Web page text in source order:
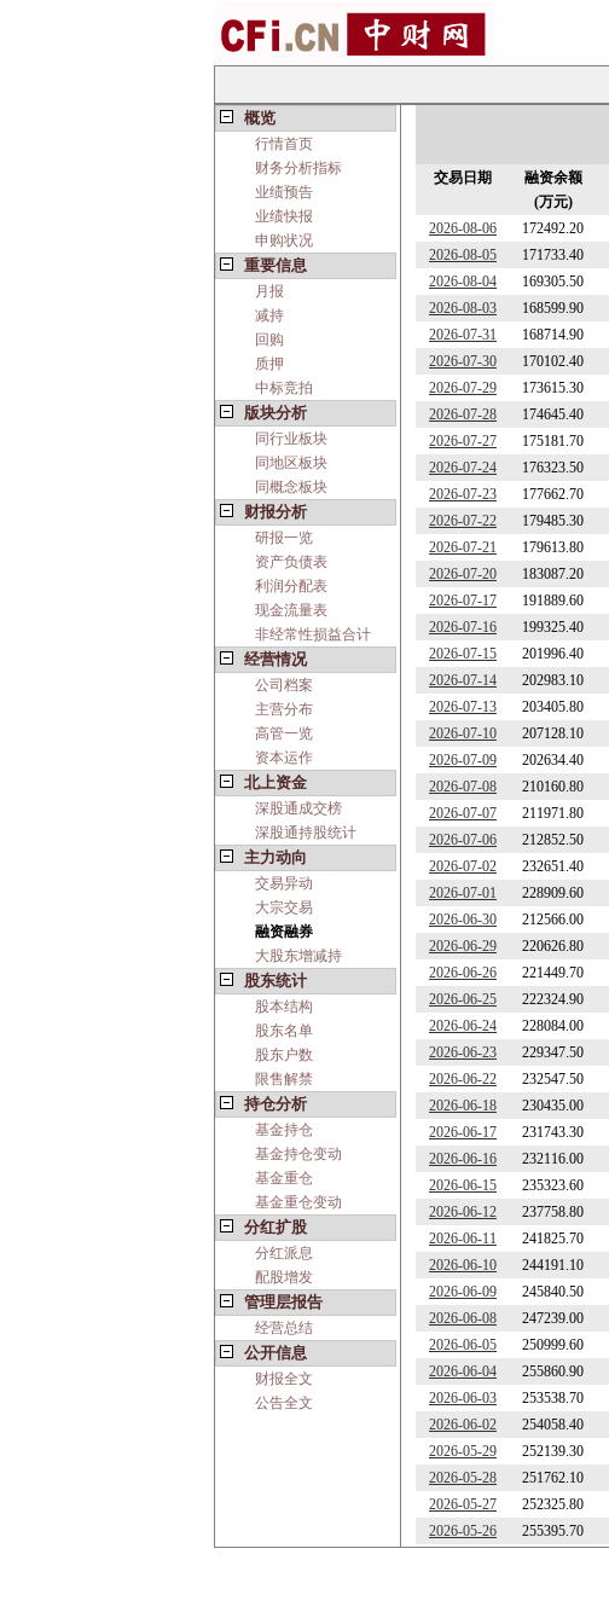
概览
行情首页
财务分析指标
业绩预告
业绩快报
申购状况
重要信息
月报
减持
回购
质押
中标竞拍
版块分析
同行业板块
同地区板块
同概念板块
财报分析
研报一览
资产负债表
利润分配表
现金流量表
非经常性损益合计
经营情况
公司档案
主营分布
高管一览
资本运作
北上资金
深股通成交榜
深股通持股统计
主力动向
交易异动
大宗交易
融资融券
大股东增减持
股东统计
股本结构
股东名单
股东户数
限售解禁
持仓分析
基金持仓
基金持仓变动
基金重仓
基金重仓变动
分红扩股
分红派息
配股增发
管理层报告
经营总结
公开信息
财报全文
公告全文
交易日期
融资余额
(万元)
2026-08-06
172492.20
2026-08-05
171733.40
2026-08-04
169305.50
2026-08-03
168599.90
2026-07-31
168714.90
2026-07-30
170102.40
2026-07-29
173615.30
2026-07-28
174645.40
2026-07-27
175181.70
2026-07-24
176323.50
2026-07-23
177662.70
2026-07-22
179485.30
2026-07-21
179613.80
2026-07-20
183087.20
2026-07-17
191889.60
2026-07-16
199325.40
2026-07-15
201996.40
2026-07-14
202983.10
2026-07-13
203405.80
2026-07-10
207128.10
2026-07-09
202634.40
2026-07-08
210160.80
2026-07-07
211971.80
2026-07-06
212852.50
2026-07-02
232651.40
2026-07-01
228909.60
2026-06-30
212566.00
2026-06-29
220626.80
2026-06-26
221449.70
2026-06-25
222324.90
2026-06-24
228084.00
2026-06-23
229347.50
2026-06-22
232547.50
2026-06-18
230435.00
2026-06-17
231743.30
2026-06-16
232116.00
2026-06-15
235323.60
2026-06-12
237758.80
2026-06-11
241825.70
2026-06-10
244191.10
2026-06-09
245840.50
2026-06-08
247239.00
2026-06-05
250999.60
2026-06-04
255860.90
2026-06-03
253538.70
2026-06-02
254058.40
2026-05-29
252139.30
2026-05-28
251762.10
2026-05-27
252325.80
2026-05-26
255395.70